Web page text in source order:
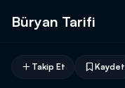
Büryan Tarifi
Takip Et Kaydet